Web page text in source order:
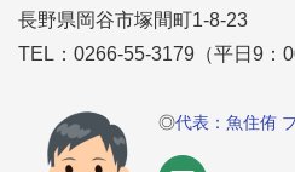
長野県岡谷市塚間町1-8-23
TEL：0266-55-3179（平日9：
◎代表：魚住侑